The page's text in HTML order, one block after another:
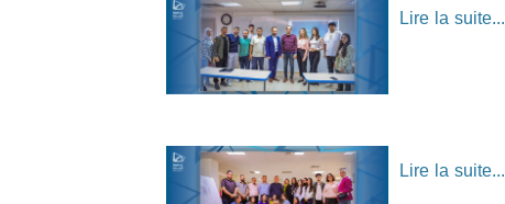
Lire la suite...
Lire la suite...